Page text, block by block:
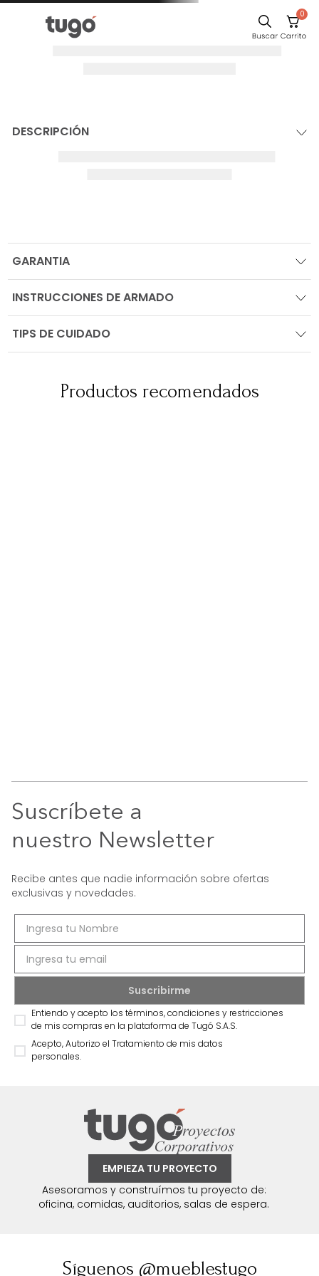
0
DESCRIPCIÓN
GARANTIA
INSTRUCCIONES DE ARMADO
TIPS DE CUIDADO
Productos recomendados
Suscríbete a
nuestro Newsletter
Recibe antes que nadie información sobre ofertas
exclusivas y novedades.
Entiendo y acepto los términos, condiciones y restricciones
de mis compras en la plataforma de Tugó S.A.S.
Acepto, Autorizo el Tratamiento de mis datos
personales.
EMPIEZA TU PROYECTO
Asesoramos y construímos tu proyecto de:
oficina, comidas, auditorios, salas de espera.
Síguenos @mueblestugo